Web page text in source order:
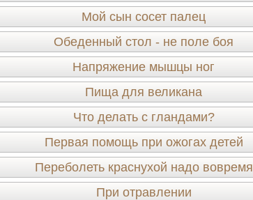
Мой сын сосет палец
Обеденный стол - не поле боя
Напряжение мышцы ног
Пища для великана
Что делать с гландами?
Первая помощь при ожогах детей
Переболеть краснухой надо вовремя
При отравлении